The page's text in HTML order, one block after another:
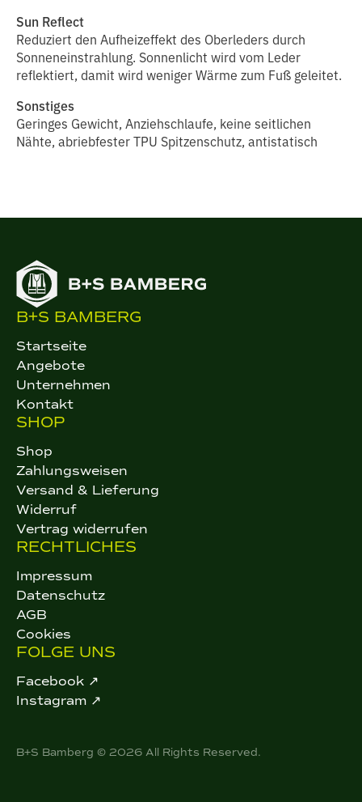
Sun Reflect
Reduziert den Aufheizeffekt des Oberleders durch
Sonneneinstrahlung. Sonnenlicht wird vom Leder
reflektiert, damit wird weniger Wärme zum Fuß geleitet.
Sonstiges
Geringes Gewicht, Anziehschlaufe, keine seitlichen
Nähte, abriebfester TPU Spitzenschutz, antistatisch
B+S BAMBERG
Startseite
Angebote
Unternehmen
Kontakt
SHOP
Shop
Zahlungsweisen
Versand & Lieferung
Widerruf
Vertrag widerrufen
RECHTLICHES
Impressum
Datenschutz
AGB
Cookies
FOLGE UNS
Facebook ↗
Instagram ↗
B+S Bamberg © 2026 All Rights Reserved.